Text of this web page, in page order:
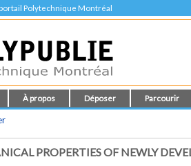
Polytechnique Montréal
À propos Déposer Parcourir
PROPERTIES OF NEWLY